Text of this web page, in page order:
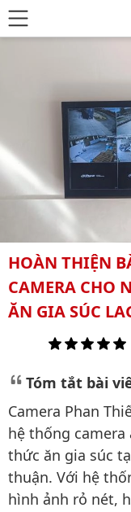
HOÀN THIỆN
CAMERA CHO
ĂN GIA SÚC
Tóm tắt bài
Camera Phan
hệ thống camera
thức ăn gia súc
thuận. Với hệ
hình ảnh rỏ nét,